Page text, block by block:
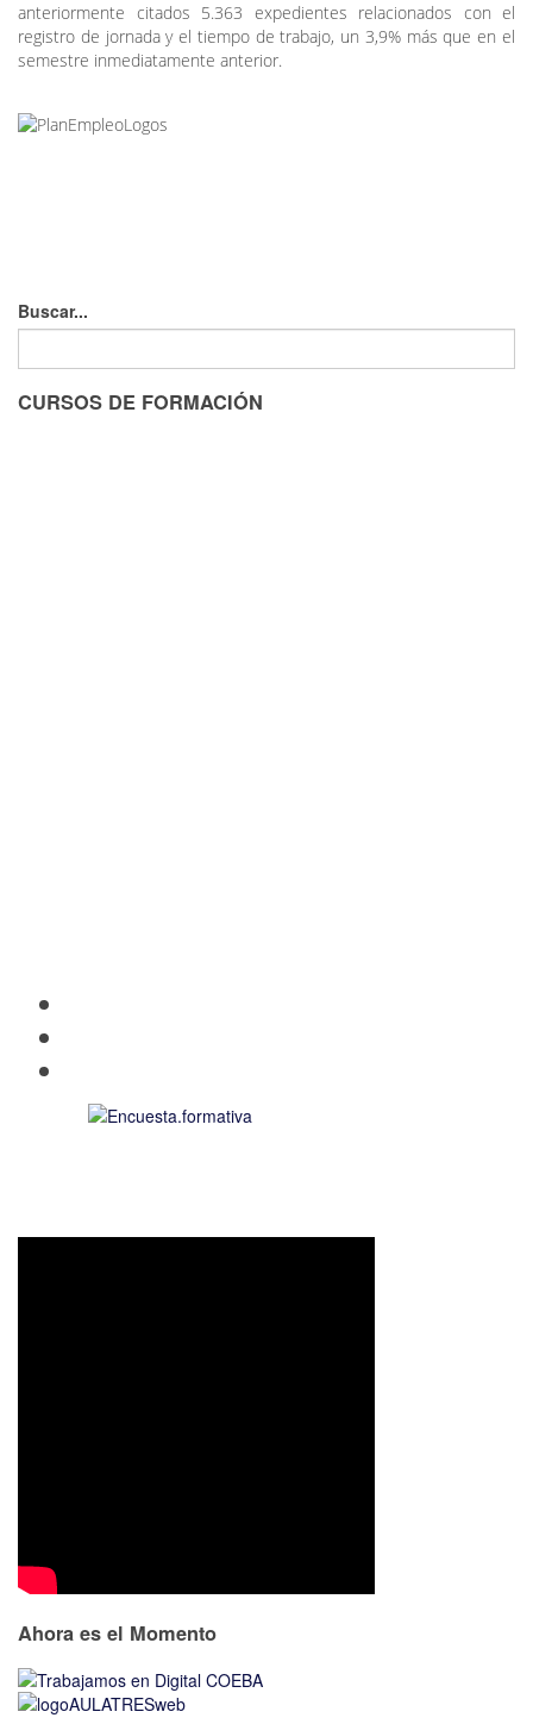
anteriormente citados 5.363 expedientes relacionados con el
registro de jornada y el tiempo de trabajo, un 3,9% más que en el
semestre inmediatamente anterior.
Buscar...
CURSOS DE FORMACIÓN
Ahora es el Momento